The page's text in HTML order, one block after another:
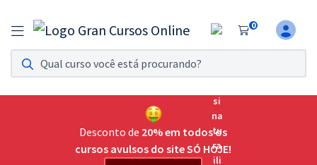
0
Assinatura Ilimitada 11
Acesso a todos os cursos. Teste grátis por 7 dias!
Assinatura OAB Até Passar
Acesso ilimitado a toda preparação para o Exame da
Desconto de 20% em todos os
cursos avulsos do site SÓ HOJE!